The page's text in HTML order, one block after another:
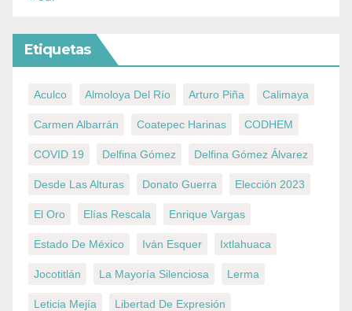
Etiquetas
Aculco Almoloya Del Río Arturo Piña Calimaya
Carmen Albarrán Coatepec Harinas CODHEM
COVID 19 Delfina Gómez Delfina Gómez Álvarez
Desde Las Alturas Donato Guerra Elección 2023
El Oro Elías Rescala Enrique Vargas
Estado De México Iván Esquer Ixtlahuaca
Jocotitlán La Mayoría Silenciosa Lerma
Leticia Mejía Libertad De Expresión